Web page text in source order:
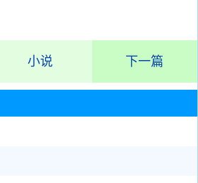
小说 下一篇